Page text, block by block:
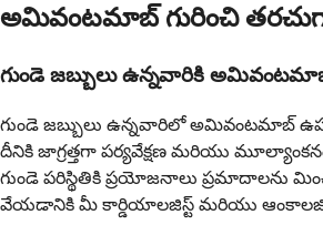
అమివంటమాబ్ గురించి తరచుగా
గుండె జబ్బులు ఉన్నవారికి
గుండె జబ్బులు ఉన్నవారిలో అమివంటమాబ్
దీనికి జాగ్రత్తగా పర్యవేక్షణ మరియు
గుండె పరిస్థితికి ప్రయోజనాలు
వేయడానికి మీ కార్డియాలజిస్ట్ మరియు